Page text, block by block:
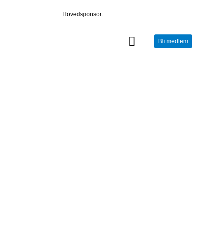
Hovedsponsor:
Bli medlem